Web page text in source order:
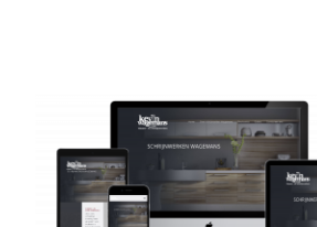
Schrijnwerken